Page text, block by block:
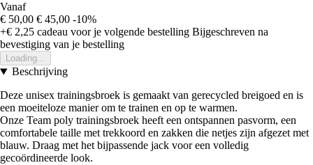
Vanaf
€ 50,00 € 45,00 -10%
+€ 2,25 cadeau voor je volgende bestelling Bijgeschreven na
bevestiging van je bestelling
Loading...
Beschrijving
Deze unisex trainingsbroek is gemaakt van gerecycled breigoed en is
een moeiteloze manier om te trainen en op te warmen.
Onze Team poly trainingsbroek heeft een ontspannen pasvorm, een
comfortabele taille met trekkoord en zakken die netjes zijn afgezet met
blauw. Draag met het bijpassende jack voor een volledig
gecoördineerde look.